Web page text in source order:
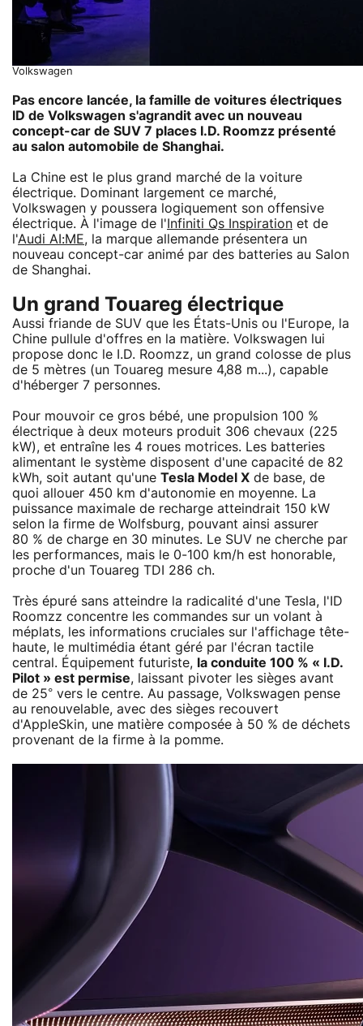
Volkswagen
Pas encore lancée, la famille de voitures électriques
ID de Volkswagen s'agrandit avec un nouveau
concept-car de SUV 7 places I.D. Roomzz présenté
au salon automobile de Shanghai.
La Chine est le plus grand marché de la voiture
électrique. Dominant largement ce marché,
Volkswagen y poussera logiquement son offensive
électrique. À l'image de l' Infiniti Qs Inspiration et de
l'Audi AI:ME, la marque allemande présentera un
nouveau concept-car animé par des batteries au Salon
de Shanghai.
Un grand Touareg électrique
Aussi friande de SUV que les États-Unis ou l'Europe, la
Chine pullule d'offres en la matière. Volkswagen lui
propose donc le I.D. Roomzz, un grand colosse de plus
de 5 mètres (un Touareg mesure 4,88 m...), capable
d'héberger 7 personnes.
Pour mouvoir ce gros bébé, une propulsion 100 %
électrique à deux moteurs produit 306 chevaux (225
kW), et entraîne les 4 roues motrices. Les batteries
alimentant le système disposent d'une capacité de 82
kWh, soit autant qu'une Tesla Model X de base, de
quoi allouer 450 km d'autonomie en moyenne. La
puissance maximale de recharge atteindrait 150 kW
selon la firme de Wolfsburg, pouvant ainsi assurer
80 % de charge en 30 minutes. Le SUV ne cherche par
les performances, mais le 0-100 km/h est honorable,
proche d'un Touareg TDI 286 ch.
Très épuré sans atteindre la radicalité d'une Tesla, l'ID
Roomzz concentre les commandes sur un volant à
méplats, les informations cruciales sur l'affichage tête-
haute, le multimédia étant géré par l'écran tactile
central. Équipement futuriste, la conduite 100 % « I.D.
Pilot » est permise, laissant pivoter les sièges avant
de 25° vers le centre. Au passage, Volkswagen pense
au renouvelable, avec des sièges recouvert
d'AppleSkin, une matière composée à 50 % de déchets
provenant de la firme à la pomme.